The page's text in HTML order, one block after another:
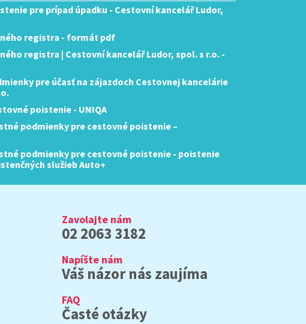
pre prípad úpadku - Cestovní kancelář Ludor,
registra - formát pdf
registra | Cestovní kancelář Ludor, spol. s r.o. -
pre účasť na zájazdoch Cestovnej kancelárie
poistenie - UNIQA
podmienky pre cestovné poistenie –
podmienky pre cestovné poistenie - poistenie
služieb Auto+
Zavolajte nám
02 2063 3182
Napíšte nám
Váš názor nás zaujíma
FAQ
Časté otázky